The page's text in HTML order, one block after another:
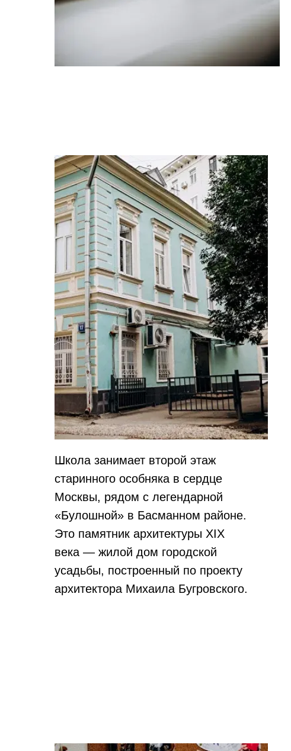
Школа занимает второй этаж
старинного особняка в сердце
Москвы, рядом с легендарной
«Булошной» в Басманном районе.
Это памятник архитектуры XIX
века — жилой дом городской
усадьбы, построенный по проекту
архитектора Михаила Бугровского.